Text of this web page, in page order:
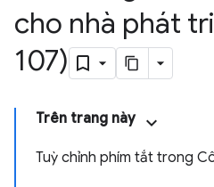
cho nhà phát
107)
Trên trang này
Tuỳ chỉnh phím tắt trong